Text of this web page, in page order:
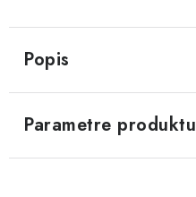
Popis
Parametre produktu